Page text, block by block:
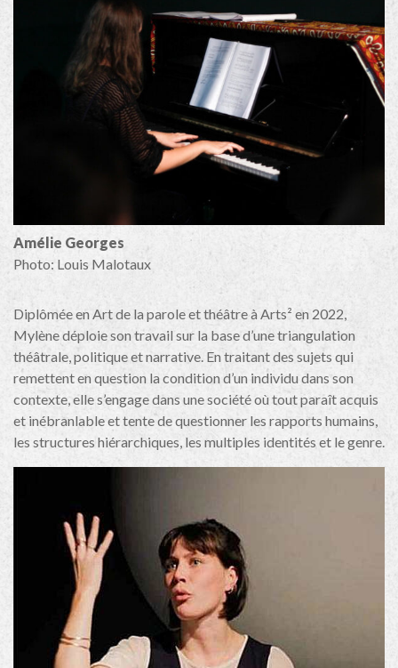
Amélie Georges
Photo: Louis Malotaux
Diplômée en Art de la parole et théâtre à Arts² en 2022,
Mylène déploie son travail sur la base d’une triangulation
théâtrale, politique et narrative. En traitant des sujets qui
remettent en question la condition d’un individu dans son
contexte, elle s’engage dans une société où tout paraît acquis
et inébranlable et tente de questionner les rapports humains,
les structures hiérarchiques, les multiples identités et le genre.